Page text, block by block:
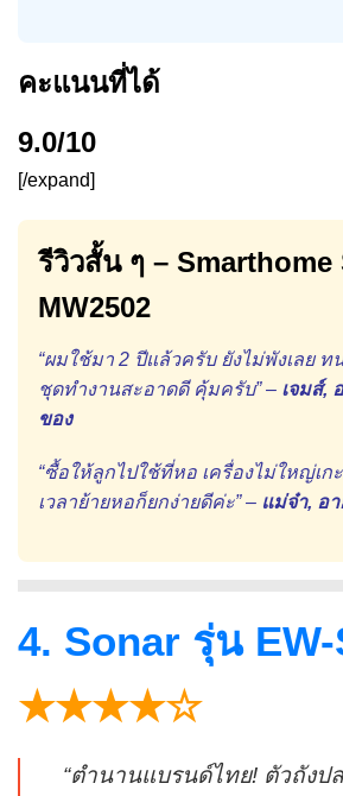
คะแนนที่ได้
9.0/10
[/expand]
รีวิวสั้น ๆ – Smarthome
MW2502
“ผมใช้มา 2 ปีแล้วครับ ยังไม่พังเลย
ชุดทำงานสะอาดดี คุ้มครับ” – เจมส์,
ของ
“ซื้อให้ลูกไปใช้ที่หอ เครื่องไม่ใหญ่เก
เวลาย้ายหอก็ยกง่ายดีค่ะ” – แม่จ๋า, อ
4. Sonar รุ่น EW-
★★★★☆
“ตำนานแบรนด์ไทย! ตัวถังป